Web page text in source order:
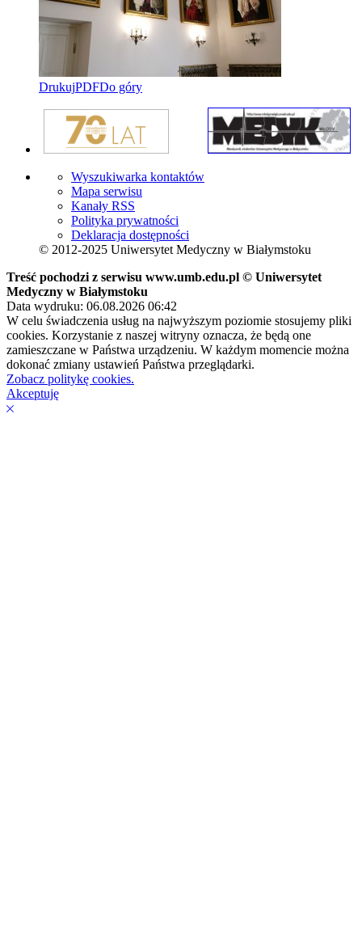
DrukujPDFDo góry
Wyszukiwarka kontaktów
Mapa serwisu
Kanały RSS
Polityka prywatności
Deklaracja dostępności
© 2012-2025 Uniwersytet Medyczny w Białymstoku
Treść pochodzi z serwisu www.umb.edu.pl © Uniwersytet
Medyczny w Białymstoku
Data wydruku: 06.08.2026 06:42
W celu świadczenia usług na najwyższym poziomie stosujemy pliki
cookies. Korzystanie z naszej witryny oznacza, że będą one
zamieszczane w Państwa urządzeniu. W każdym momencie można
dokonać zmiany ustawień Państwa przeglądarki.
Zobacz politykę cookies.
Akceptuję